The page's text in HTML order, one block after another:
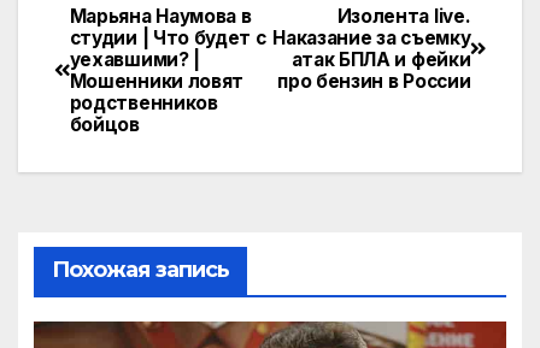
e
gr
a
m
n
o
kl
s
ni
ki
itt п
р
а
и
Навигация
по
записям
Изолента live.
Наказание за съемку
атак БПЛА и фейки
про бензин в России
Марьяна Наумова в
студии | Что будет с
уехавшими? |
Мошенники ловят
родственников
бойцов
Похожая запись